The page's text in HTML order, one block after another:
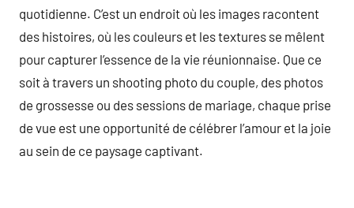
quotidienne. C’est un endroit où les images racontent
des histoires, où les couleurs et les textures se mêlent
pour capturer l’essence de la vie réunionnaise. Que ce
soit à travers un shooting photo du couple, des photos
de grossesse ou des sessions de mariage, chaque prise
de vue est une opportunité de célébrer l’amour et la joie
au sein de ce paysage captivant.